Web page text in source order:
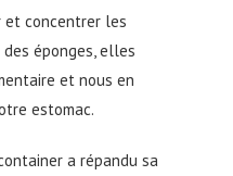
et concentrer les
éponges, elles
et nous en
estomac.
a répandu sa